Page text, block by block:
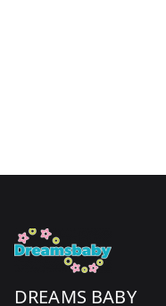
DREAMS BABY